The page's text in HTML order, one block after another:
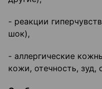
- реакции
шок),
- аллергические
кожи, отечность, зуд,